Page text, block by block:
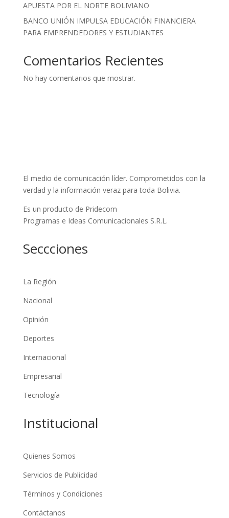
APUESTA POR EL NORTE BOLIVIANO
BANCO UNIÓN IMPULSA EDUCACIÓN FINANCIERA
PARA EMPRENDEDORES Y ESTUDIANTES
Comentarios Recientes
No hay comentarios que mostrar.
El medio de comunicación líder. Comprometidos con la
verdad y la información veraz para toda Bolivia.
Es un producto de Pridecom
Programas e Ideas Comunicacionales S.R.L.
Seccciones
La Región
Nacional
Opinión
Deportes
Internacional
Empresarial
Tecnología
Institucional
Quienes Somos
Servicios de Publicidad
Términos y Condiciones
Contáctanos